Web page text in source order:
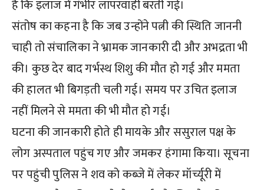
है कि इलाज में गंभीर लापरवाही बरती गई।
संतोष का कहना है कि जब उन्होंने पत्नी की स्थिति जाननी
चाही तो संचालिका ने भ्रामक जानकारी दी और अभद्रता भी
की। कुछ देर बाद गर्भस्थ शिशु की मौत हो गई और ममता
की हालत भी बिगड़ती चली गई। समय पर उचित इलाज
नहीं मिलने से ममता की भी मौत हो गई।
घटना की जानकारी होते ही मायके और ससुराल पक्ष के
लोग अस्पताल पहुंच गए और जमकर हंगामा किया। सूचना
पर पहुंची पुलिस ने शव को कब्जे में लेकर मॉर्च्यूरी में